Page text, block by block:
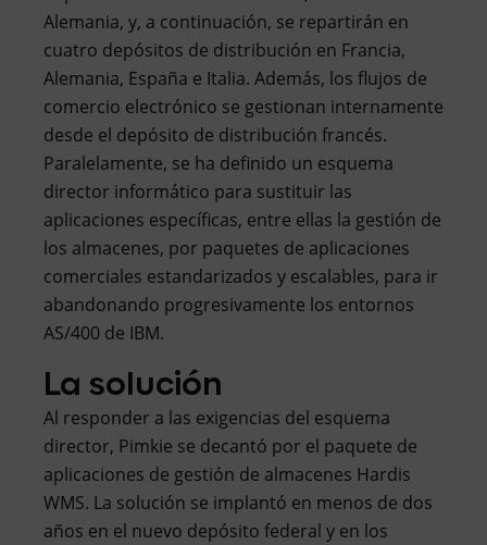
Alemania, y, a continuación, se repartirán en
cuatro depósitos de distribución en Francia,
Alemania, España e Italia. Además, los flujos de
comercio electrónico se gestionan internamente
desde el depósito de distribución francés.
Paralelamente, se ha definido un esquema
director informático para sustituir las
aplicaciones específicas, entre ellas la gestión de
los almacenes, por paquetes de aplicaciones
comerciales estandarizados y escalables, para ir
abandonando progresivamente los entornos
AS/400 de IBM.
La solución
Al responder a las exigencias del esquema
director, Pimkie se decantó por el paquete de
aplicaciones de gestión de almacenes Hardis
WMS. La solución se implantó en menos de dos
años en el nuevo depósito federal y en los